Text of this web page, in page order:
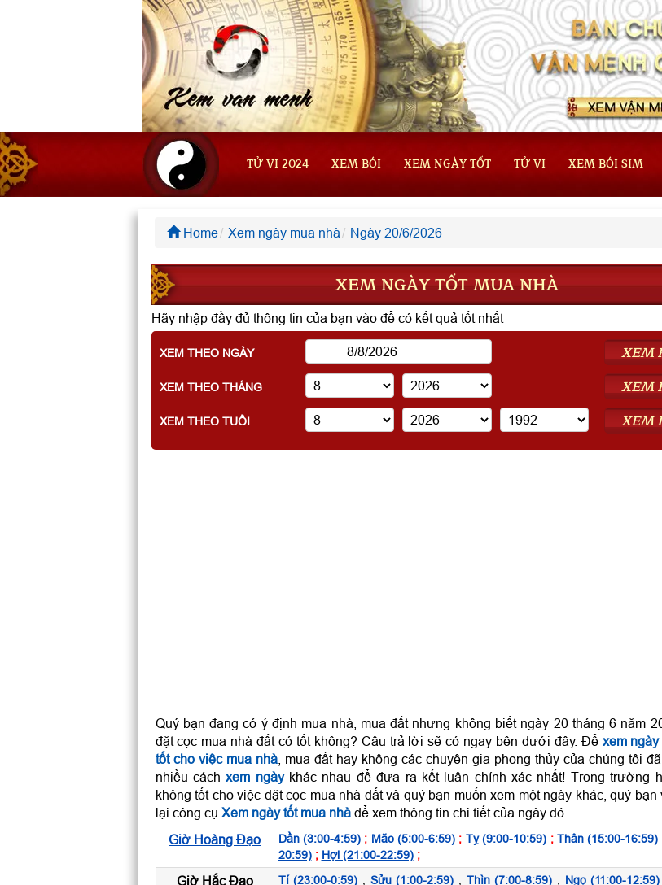
TỬ VI 2024 XEM BÓI XEM NGÀY TỐT TỬ VI XEM BÓI SIM
Home Xem ngày mua nhà Ngày 20/6/2026
XEM NGÀY TỐT MUA NHÀ
Hãy nhập đầy đủ thông tin của bạn vào để có kết quả tốt nhất
XEM THEO NGÀY
XEM THEO THÁNG XEM
XEM THEO TUỔI XEM
Quý bạn đang có ý định mua nhà, mua đất nhưng không biết ngày 20 tháng 6 năm
đặt cọc mua nhà đất có tốt không? Câu trả lời sẽ có ngay bên dưới đây. Để xem
tốt cho việc mua nhà, mua đất hay không các chuyên gia phong thủy của chúng tôi
nhiều cáchxem ngàykhác nhau để đưa ra kết luận chính xác nhất! Trong trường
không tốt cho việc đặt cọc mua nhà đất và quý bạn muốn xem một ngày khác, quý
lại công cụ Xem ngày tốt mua nhàđể xem thông tin chi tiết của ngày đó.
Giờ Hoàng Đạo
Dần (3:00-4:59); Mão (5:00-6:59) ; Tỵ (9:00-10:59) ;Thân (15:00-16:59)
20:59); Hợi (21:00-22:59);
Giờ Hắc Đạo Tí (23:00-0:59) ; Sửu (1:00-2:59) ; Thìn (7:00-8:59) ; Ngọ (11:00-12:59)